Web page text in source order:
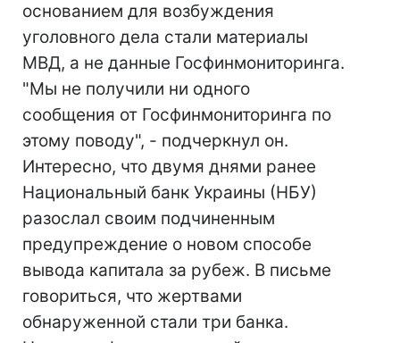
основанием для возбуждения
уголовного дела стали материалы
МВД, а не данные Госфинмониторинга.
"Мы не получили ни одного
сообщения от Госфинмониторинга по
этому поводу", - подчеркнул он.
Интересно, что двумя днями ранее
Национальный банк Украины (НБУ)
разослал своим подчиненным
предупреждение о новом способе
вывода капитала за рубеж. В письме
говориться, что жертвами
обнаруженной стали три банка.